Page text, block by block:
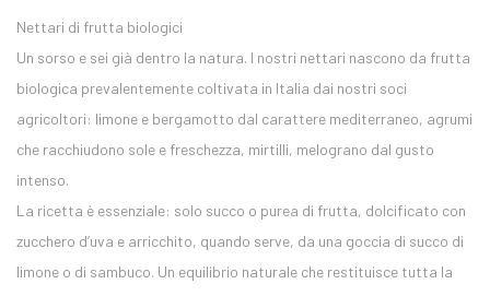
Nettari di frutta biologici
Un sorso e sei già dentro la natura. I nostri nettari nascono da frutta
biologica prevalentemente coltivata in Italia dai nostri soci
agricoltori: limone e bergamotto dal carattere mediterraneo, agrumi
che racchiudono sole e freschezza, mirtilli, melograno dal gusto
intenso.
La ricetta è essenziale: solo succo o purea di frutta, dolcificato con
zucchero d’uva e arricchito, quando serve, da una goccia di succo di
limone o di sambuco. Un equilibrio naturale che restituisce tutta la